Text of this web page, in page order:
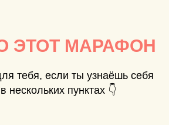
ЭТОТ МАРАФОН
тебя, если ты узнаёшь себя
нескольких пунктах 👇